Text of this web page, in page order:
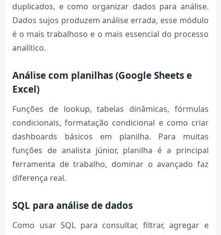
duplicados, e como organizar dados para análise.
Dados sujos produzem análise errada, esse módulo
é o mais trabalhoso e o mais essencial do processo
analítico.
Análise com planilhas (Google Sheets e
Excel)
Funções de lookup, tabelas dinâmicas, fórmulas
condicionais, formatação condicional e como criar
dashboards básicos em planilha. Para muitas
funções de analista júnior, planilha é a principal
ferramenta de trabalho, dominar o avançado faz
diferença real.
SQL para análise de dados
Como usar SQL para consultar, filtrar, agregar e